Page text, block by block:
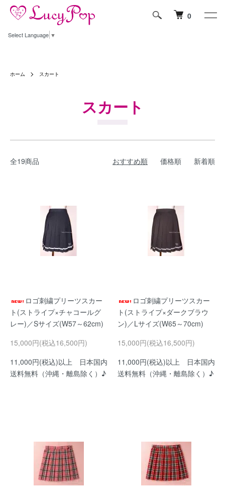
Select Language ▼
0
ホーム スカート
スカート
全19商品 おすすめ順 価格順 新着順
ロゴ刺繍プリーツスカー
ト(ストライプ×チャコールグ
レー)／Sサイズ(W57～62cm)
15,000円(税込16,500円)
11,000円(税込)以上 日本国内
送料無料（沖縄・離島除く）♪
ロゴ刺繍プリーツスカー
ト(ストライプ×ダークブラウ
ン)／Lサイズ(W65～70cm)
15,000円(税込16,500円)
11,000円(税込)以上 日本国内
送料無料（沖縄・離島除く）♪